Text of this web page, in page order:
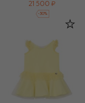
21 500 ₽
-30%